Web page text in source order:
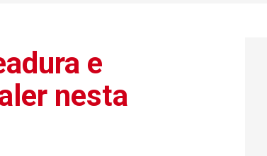
e
nesta